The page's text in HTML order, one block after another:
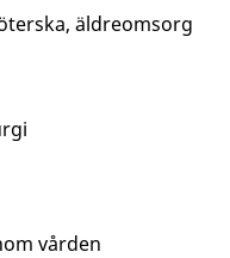
äldreomsorg
vården